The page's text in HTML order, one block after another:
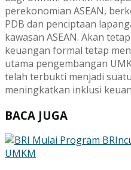
perekonomian ASEAN,
PDB dan penciptaan
kawasan ASEAN. Akan
keuangan formal tetap
utama pengembangan
telah terbukti menjadi
meningkatkan inklusi
BACA JUGA